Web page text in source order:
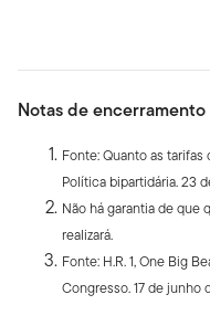
Notas de encerramento
Fonte: Quanto as
Política bipartidária. 23
Não há garantia de que
realizará.
Fonte: H.R. 1, One Big
Congresso. 17 de junho